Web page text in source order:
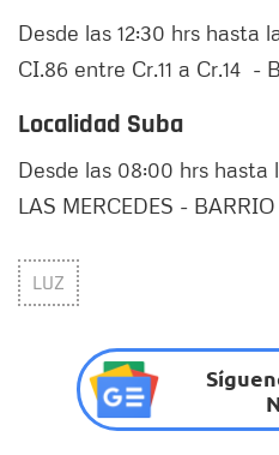
Desde las 12:30 hrs hasta
CI.86 entre Cr.11 a Cr.14 -
Localidad Suba
Desde las 08:00 hrs hasta
LAS MERCEDES -
LUZ